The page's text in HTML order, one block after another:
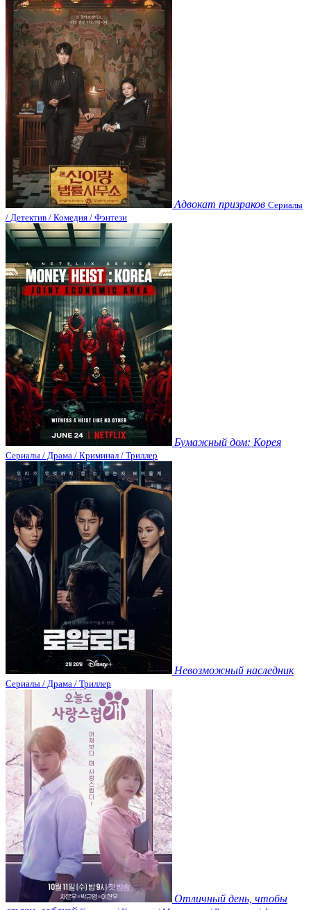
Адвокат призраков Сериалы
/ Детектив / Комедия / Фэнтези
Бумажный дом: Корея
Сериалы / Драма / Криминал / Триллер
Невозможный наследник
Сериалы / Драма / Триллер
Отличный день, чтобы